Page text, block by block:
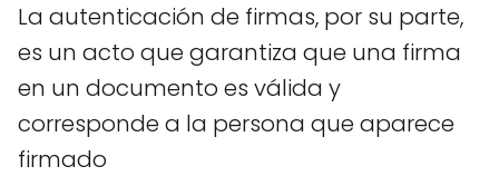
La autenticación de firmas, por su parte,
es un acto que garantiza que una firma
en un documento es válida y
corresponde a la persona que aparece
firmado